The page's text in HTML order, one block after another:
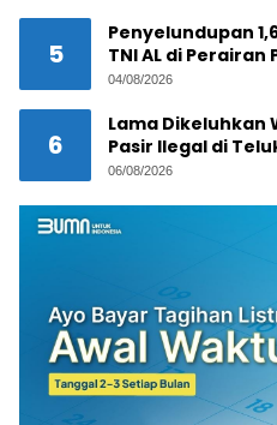
5
Penyelundupan
TNI AL di
Melibatkan
04/08/2026
6
Lama Dikeluhkan
Pasir Ilegal di
Digerebek
06/08/2026